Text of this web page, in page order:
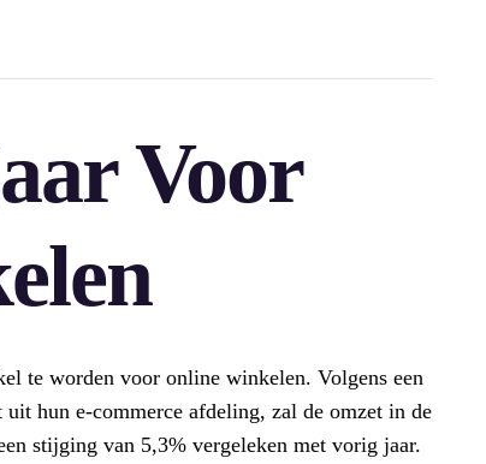
Voor
te worden voor online winkelen. Volgens een
hun e-commerce afdeling, zal de omzet in de
stijging van 5,3% vergeleken met vorig jaar.